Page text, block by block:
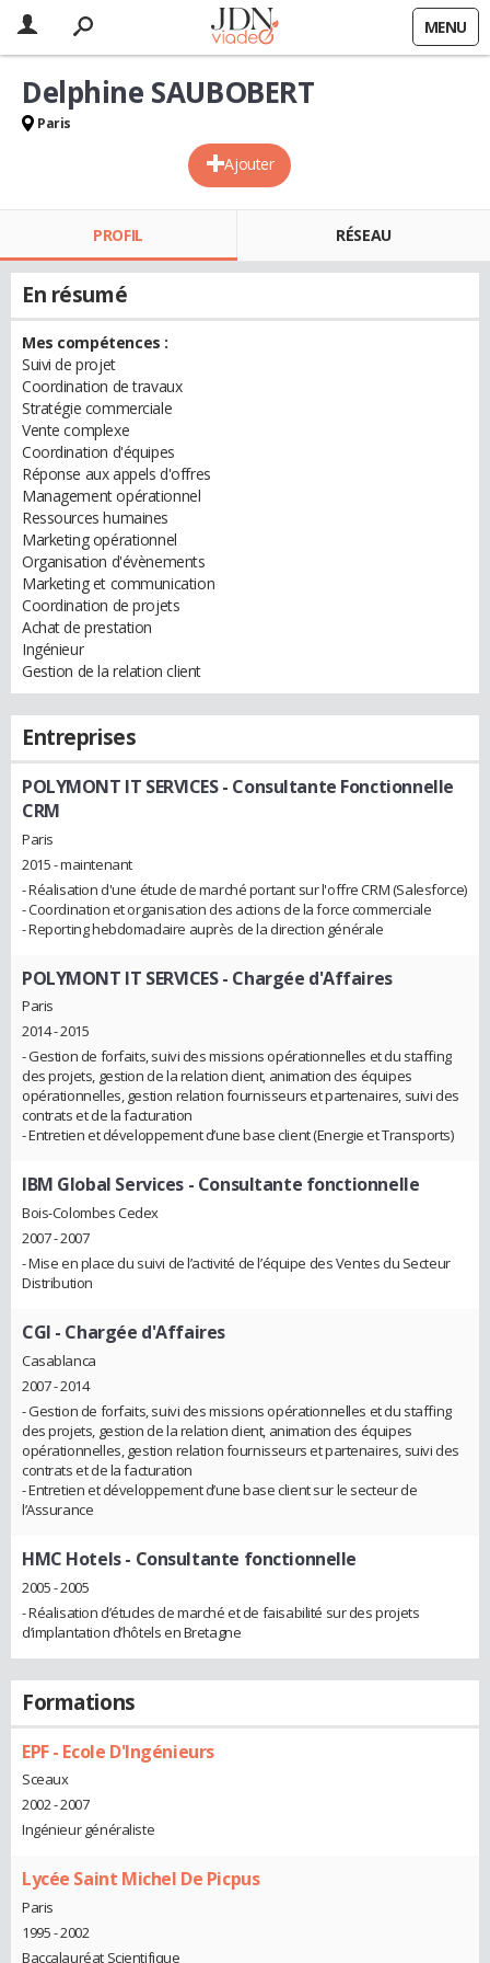
MENU
Ajouter
Delphine SAUBOBERT
Paris
PROFIL RÉSEAU
En résumé
Mes compétences :
Suivi de projet
Coordination de travaux
Stratégie commerciale
Vente complexe
Coordination d'équipes
Réponse aux appels d'offres
Management opérationnel
Ressources humaines
Marketing opérationnel
Organisation d'évènements
Marketing et communication
Coordination de projets
Achat de prestation
Ingénieur
Gestion de la relation client
Entreprises
POLYMONT IT SERVICES- Consultante Fonctionnelle
CRM
Paris
2015 - maintenant
- Réalisation d'une étude de marché portant sur l'offre CRM (Salesforce)
- Coordination et organisation des actions de la force commerciale
- Reporting hebdomadaire auprès de la direction générale
POLYMONT IT SERVICES- Chargée d'Affaires
Paris
2014 - 2015
- Gestion de forfaits, suivi des missions opérationnelles et du staffing
des projets, gestion de la relation client, animation des équipes
opérationnelles, gestion relation fournisseurs et partenaires, suivi des
contrats et de la facturation
- Entretien et développement d’une base client (Energie et Transports)
IBM Global Services - Consultante fonctionnelle
Bois-Colombes Cedex
2007 - 2007
- Mise en place du suivi de l’activité de l’équipe des Ventes du Secteur
Distribution
CGI - Chargée d'Affaires
Casablanca
2007 - 2014
- Gestion de forfaits, suivi des missions opérationnelles et du staffing
des projets, gestion de la relation client, animation des équipes
opérationnelles, gestion relation fournisseurs et partenaires, suivi des
contrats et de la facturation
- Entretien et développement d’une base client sur le secteur de
l’Assurance
HMC Hotels- Consultante fonctionnelle
2005 - 2005
- Réalisation d’études de marché et de faisabilité sur des projets
d’implantation d’hôtels en Bretagne
Formations
EPF - Ecole D'Ingénieurs
Sceaux
2002 - 2007
Ingénieur généraliste
Lycée Saint Michel De Picpus
Paris
1995 - 2002
Baccalauréat Scientifique